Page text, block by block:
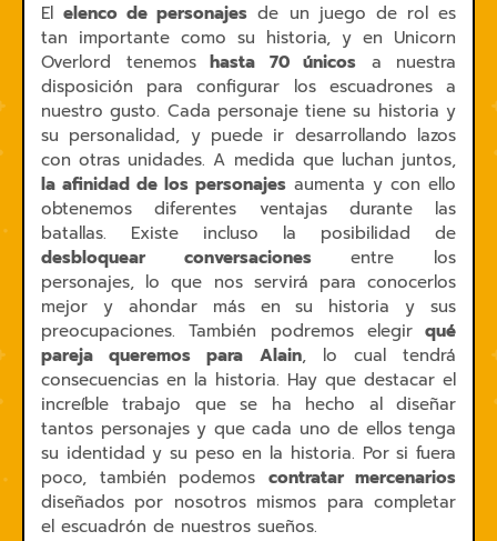
Elelenco de personajes de un juego de rol es
tan importante como su historia, y en Unicorn
Overlord tenemoshasta 70 únicos a nuestra
disposición para configurar los escuadrones a
nuestro gusto. Cada personaje tiene su historia y
su personalidad, y puede ir desarrollando lazos
con otras unidades. A medida que luchan juntos,
la afinidad de los personajes aumenta y con ello
obtenemos diferentes ventajas durante las
batallas. Existe incluso la posibilidad de
desbloquear conversacionesentre los
personajes, lo que nos servirá para conocerlos
mejor y ahondar más en su historia y sus
preocupaciones. También podremos elegirqué
pareja queremos para Alain, lo cual tendrá
consecuencias en la historia. Hay que destacar el
increíble trabajo que se ha hecho al diseñar
tantos personajes y que cada uno de ellos tenga
su identidad y su peso en la historia. Por si fuera
poco, también podemos contratar mercenarios
diseñados por nosotros mismos para completar
el escuadrón de nuestros sueños.